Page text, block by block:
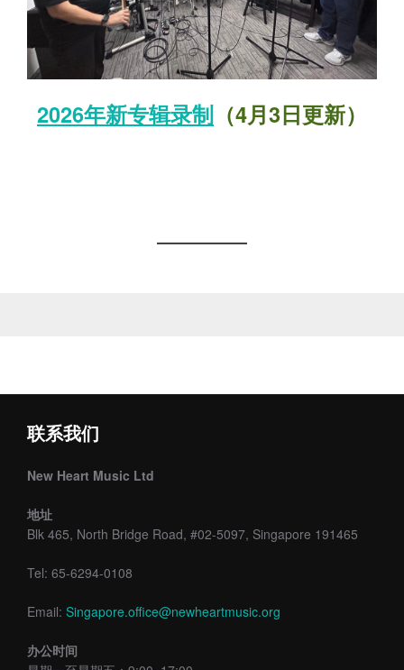
2026年新专辑录制 （4月3日更新）
联系我们
New Heart Music Ltd
地址
Blk 465, North Bridge Road, #02-5097, Singapore 191465
Tel: 65-6294-0108
Email: Singapore.office@newheartmusic.org
办公时间